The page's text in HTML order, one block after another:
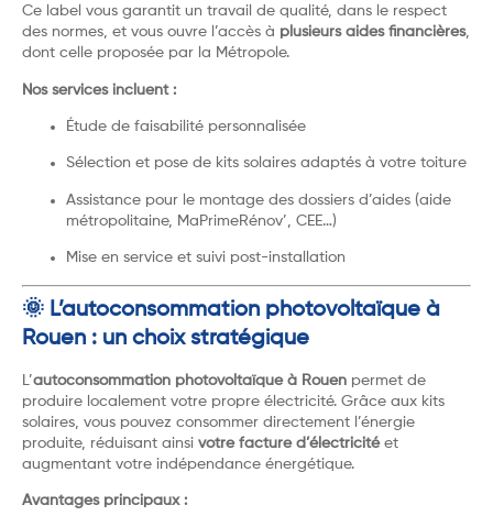
Ce label vous garantit un travail de qualité, dans le respect
des normes, et vous ouvre l’accès à plusieurs aides financières,
dont celle proposée par la Métropole.
Nos services incluent :
Étude de faisabilité personnalisée
Sélection et pose de kits solaires adaptés à votre toiture
Assistance pour le montage des dossiers d’aides (aide
métropolitaine, MaPrimeRénov’, CEE…)
Mise en service et suivi post-installation
🌞 L’autoconsommation photovoltaïque à
Rouen : un choix stratégique
L’autoconsommation photovoltaïque à Rouen permet de
produire localement votre propre électricité. Grâce aux kits
solaires, vous pouvez consommer directement l’énergie
produite, réduisant ainsi votre facture d’électricitéet
augmentant votre indépendance énergétique.
Avantages principaux :